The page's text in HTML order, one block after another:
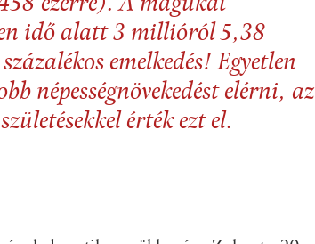
idő alatt 3 millióról 5,38
emelkedés! Egyetlen
népességnövekedést elérni, az
érték ezt el.